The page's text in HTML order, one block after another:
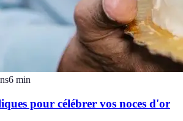
6 min
pour célébrer vos noces d'or